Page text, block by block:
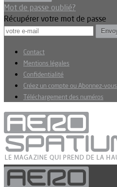
Mot de passe oublié?
Récupérer votre mot de passe
Contact
Mentions légales
Confidentialité
Créez un compte ou Abonnez-vous
Téléchargement des numéros